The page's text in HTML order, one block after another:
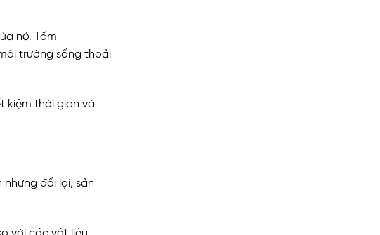
nó. Tấm
trường sống thoải
kiệm thời gian và
đổi lại, sản